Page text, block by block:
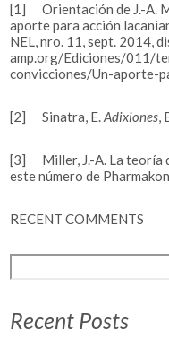
[1] Orientación de J.-A.
aporte para acción
NEL, nro. 11, sept. 2014,
amp.org/Ediciones/011/
convicciones/Un-aporte-
[2] Sinatra, E.Adixiones,
[3] Miller, J.-A. La teoría
este número de
RECENT COMMENTS
Recent Posts